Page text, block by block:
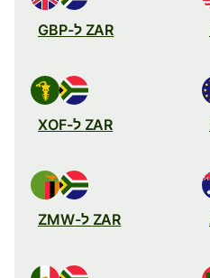
ZAR ל-GBP
ZAR ל-XOF
ZAR ל-ZMW